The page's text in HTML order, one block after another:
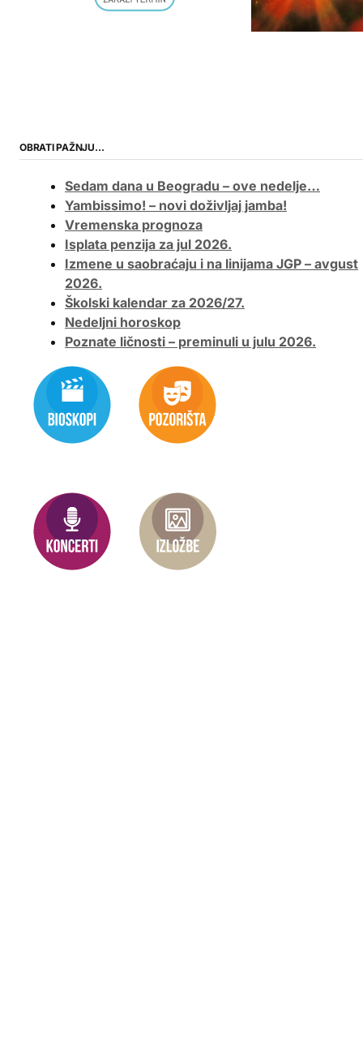
OBRATI PAŽNJU…
Sedam dana u Beogradu – ove nedelje…
Yambissimo! – novi doživljaj jamba!
Vremenska prognoza
Isplata penzija za jul 2026.
Izmene u saobraćaju i na linijama JGP – avgust
2026.
Školski kalendar za 2026/27.
Nedeljni horoskop
Poznate ličnosti – preminuli u julu 2026.